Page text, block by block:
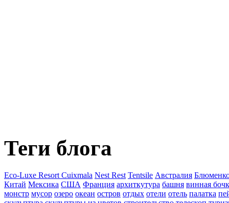
Теги блога
Eco-Luxe Resort Cuixmala Nest Rest Tentsile Австралия
Китай Мексика США Франция архиткутура башня винная
монстр мусор озеро океан остров отдых отели отель палатка